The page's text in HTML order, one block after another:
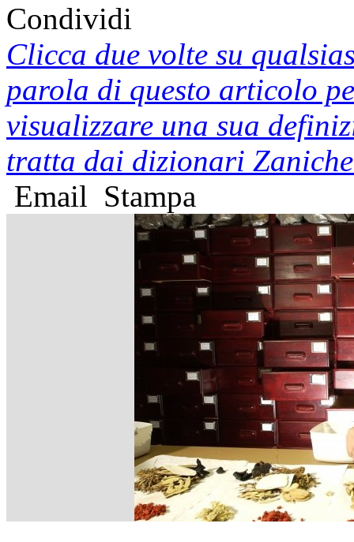
Condividi
Clicca due volte su
parola di questo articolo
visualizzare una sua
tratta dai dizionari
Email Stampa